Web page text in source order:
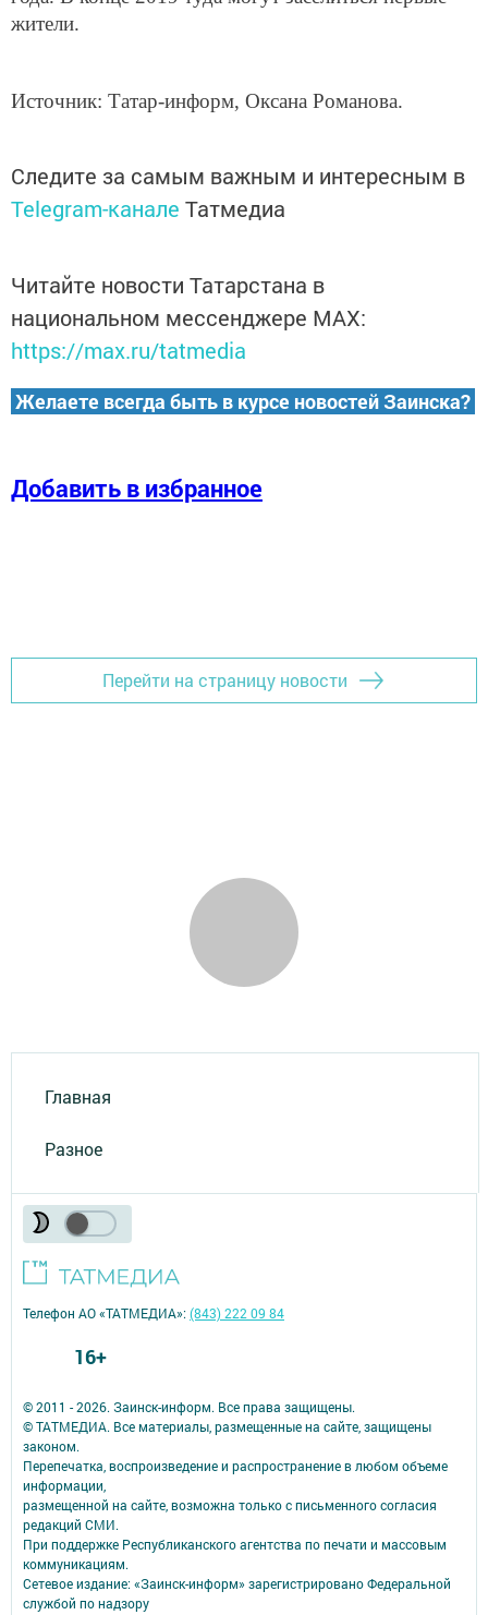
жители.
Источник: Татар-информ, Оксана Романова.
Следите за самым важным и интересным в
Telegram-канале Татмедиа
Читайте новости Татарстана в
национальном мессенджере MАХ:
https://max.ru/tatmedia
Желаете всегда быть в курсе новостей Заинска?
Добавить в избранное
Перейти на страницу новости
Главная
Разное
© 2011 - 2026. Заинск-информ. Все права защищены.
© ТАТМЕДИА. Все материалы, размещенные на сайте, защищены
законом.
Перепечатка, воспроизведение и распространение в любом объеме
информации,
размещенной на сайте, возможна только с письменного согласия
редакций СМИ.
При поддержке Республиканского агентства по печати и массовым
коммуникациям.
Сетевое издание: «Заинск-информ» зарегистрировано Федеральной
службой по надзору
Телефон АО «ТАТМЕДИА»:(843) 222 09 84
16+